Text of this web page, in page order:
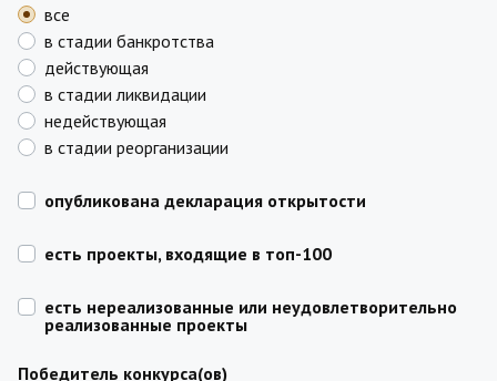
все
в стадии банкротства
действующая
в стадии ликвидации
недействующая
в стадии реорганизации
опубликована декларация открытости
есть проекты, входящие в топ-100
есть нереализованные или неудовлетворительно
реализованные проекты
Победитель конкурса(ов)